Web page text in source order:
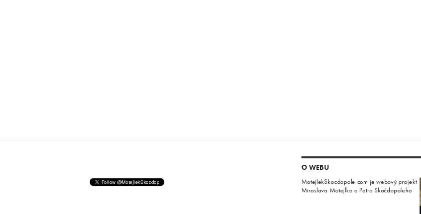
O WEBU
MotejlekSkocdopole.com je webový projekt
Miroslava Motejlka a Petra Skočdopoleho